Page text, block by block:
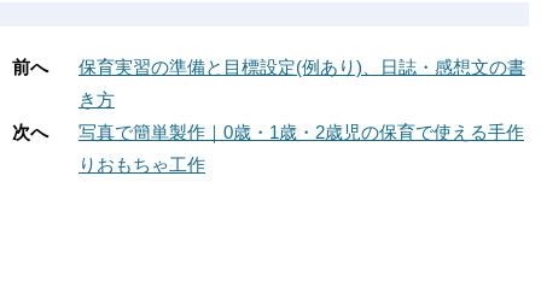
前へ
保育実習の準備と目標設定(例あり)、日誌・感想文の書
き方
次へ
写真で簡単製作｜0歳・1歳・2歳児の保育で使える手作
りおもちゃ工作